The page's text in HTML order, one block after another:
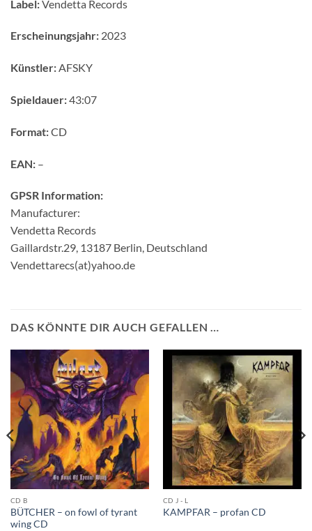
Label:Vendetta Records
Erscheinungsjahr: 2023
Künstler:AFSKY
Spieldauer:43:07
Format:CD
EAN: –
GPSR Information:
Manufacturer:
Vendetta Records
Gaillardstr.29, 13187 Berlin, Deutschland
Vendettarecs(at)yahoo.de
DAS KÖNNTE DIR AUCH GEFALLEN …
CD B
BÜTCHER – on fowl of tyrant
wing CD
CD J - L
KAMPFAR – profan CD